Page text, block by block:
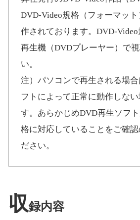
DVD-Video規格（フォーマット
作されております。DVD-
再生機（DVDプレーヤー）で
い。
注）パソコンで再生される場
フトによって正常に動作しな
す。あらかじめDVD再生ソフ
格に対応していることをご確認
ださい。
収録内容